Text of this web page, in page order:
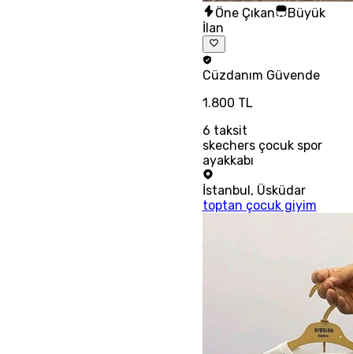
Öne Çıkan
Büyük
İlan
Cüzdanım Güvende
1.800 TL
6 taksit
skechers çocuk spor
ayakkabı
İstanbul , Üsküdar
toptan çocuk giyim